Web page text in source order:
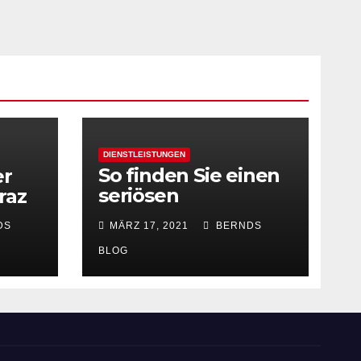
DIENSTLEISTUNGEN
So finden Sie einen
seriösen
Schlüsseldienst
MÄRZ 17, 2021 BERNDS
BLOG